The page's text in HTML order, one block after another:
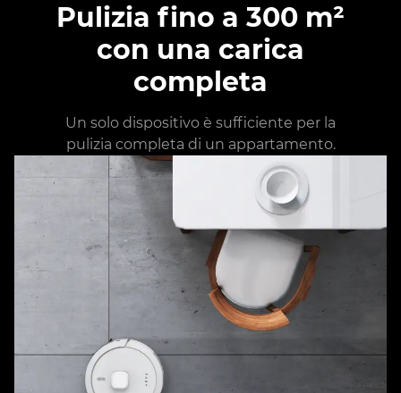
Pulizia fino a 300 m²
con una carica
completa
Un solo dispositivo è sufficiente per la
pulizia completa di un appartamento.